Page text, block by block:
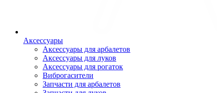
Аксессуары
Аксессуары для арбалетов
Аксессуары для луков
Аксессуары для рогаток
Виброгасители
Запчасти для арбалетов